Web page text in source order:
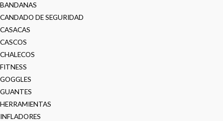
BANDANAS
CANDADO DE SEGURIDAD
CASACAS
CASCOS
CHALECOS
FITNESS
GOGGLES
GUANTES
HERRAMIENTAS
INFLADORES